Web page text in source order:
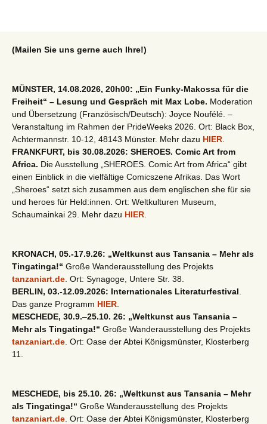
(Mailen Sie uns gerne auch Ihre!)
MÜNSTER, 14.08.2026, 20h00: „Ein Funky-Makossa für die
Freiheit“ – Lesung und Gespräch mit Max Lobe. Moderation
und Übersetzung (Französisch/Deutsch): Joyce Noufélé. –
Veranstaltung im Rahmen der PrideWeeks 2026. Ort: Black Box,
Achtermannstr. 10-12, 48143 Münster. Mehr dazu HIER
FRANKFURT, bis 30.08.2026: SHEROES. Comic Art from
Africa. Die Ausstellung „SHEROES. Comic Art from Africa“ gibt
einen Einblick in die vielfältige Comicszene Afrikas. Das Wort
„Sheroes“ setzt sich zusammen aus dem englischen she für sie
und heroes für Held:innen. Ort: Weltkulturen Museum,
Schaumainkai 29. Mehr dazu HIER
KRONACH, 05.-17.9.26: „Weltkunst aus Tansania – Mehr als
Tingatinga!“ Große Wanderausstellung des Projekts
tanzaniart.de . Ort: Synagoge, Untere Str. 38.
BERLIN, 03.-12.09.2026: Internationales Literaturfestival
Das ganze Programm HIER
MESCHEDE, 30.9.–25.10. 26: „Weltkunst aus Tansania –
Mehr als Tingatinga!“ Große Wanderausstellung des Projekts
tanzaniart.de . Ort: Oase der Abtei Königsmünster, Klosterberg
11.
MESCHEDE, bis 25.10. 26: „Weltkunst aus Tansania – Mehr
als Tingatinga!“ Große Wanderausstellung des Projekts
tanzaniart.de . Ort: Oase der Abtei Königsmünster, Klosterberg